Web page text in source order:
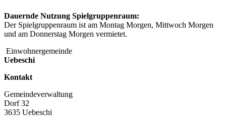
Dauernde Nutzung Spielgruppenraum:
Der Spielgruppenraum ist am Montag Morgen, Mittwoch Morgen
und am Donnerstag Morgen vermietet.
Einwohnergemeinde
Uebeschi
Kontakt
Gemeindeverwaltung
Dorf 32
3635 Uebeschi